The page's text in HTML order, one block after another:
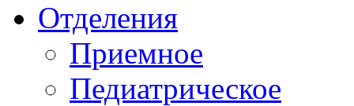
Отделения
Приемное
Педиатрическое